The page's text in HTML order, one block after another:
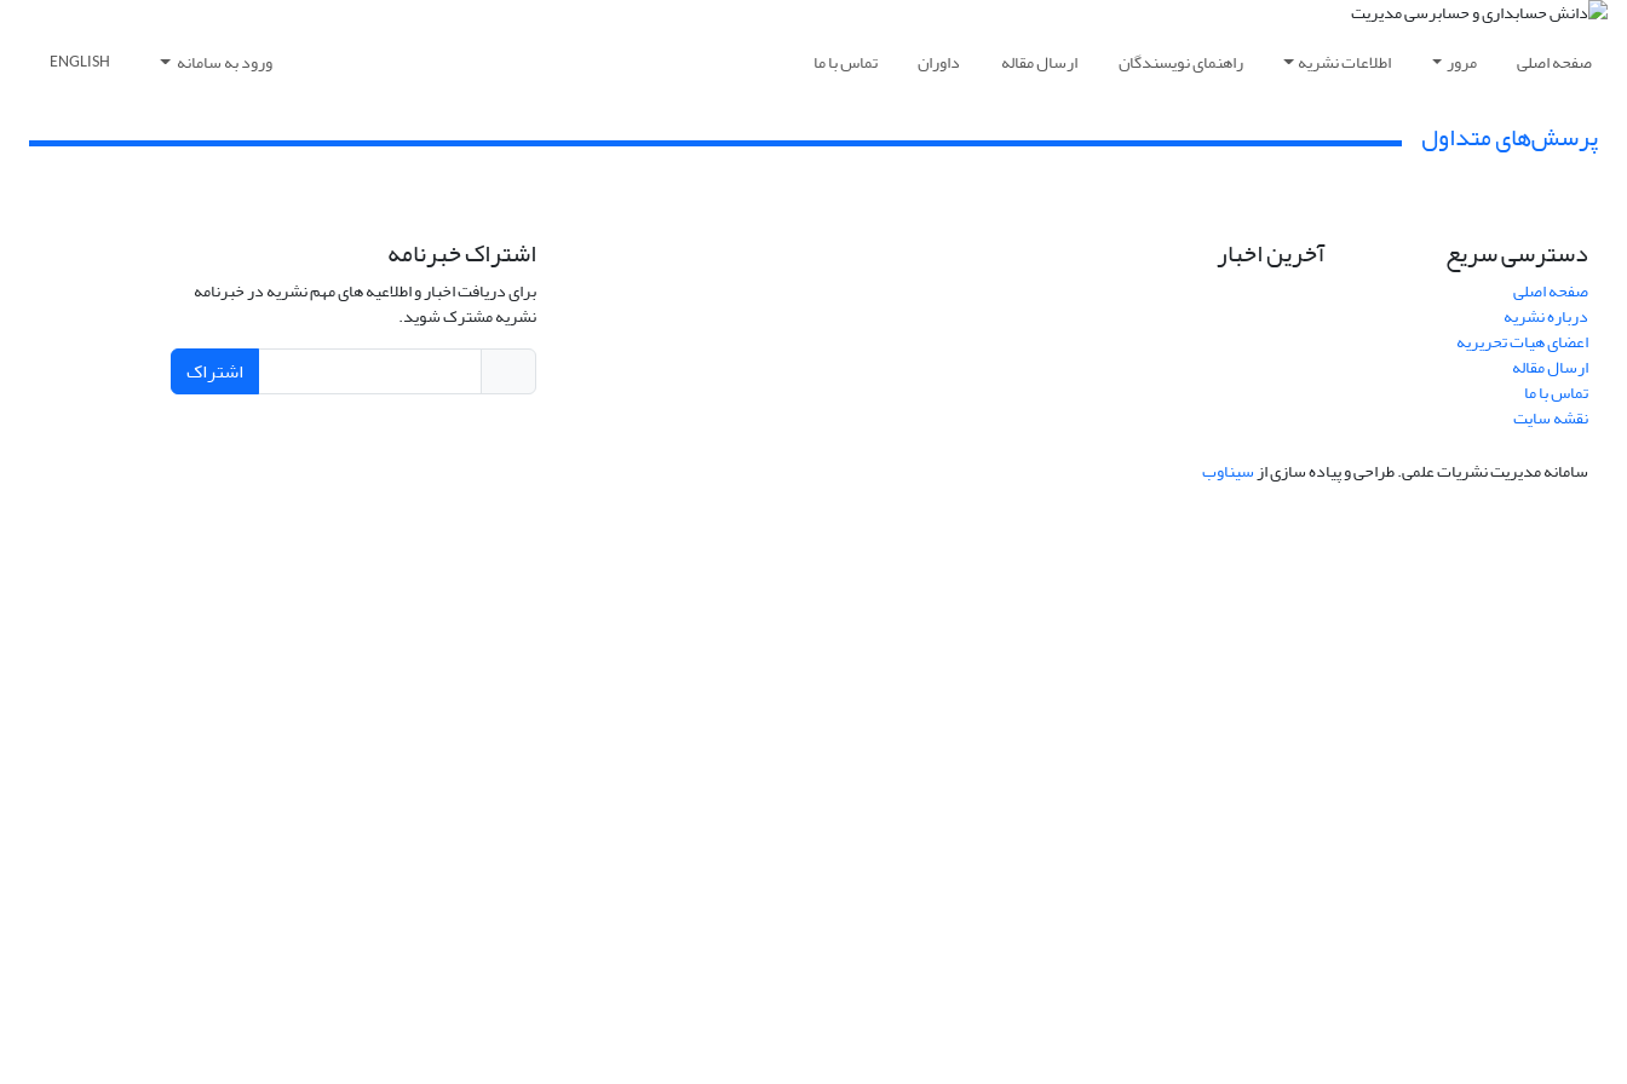
صفحه اصلی مرور اطلاعات نشریه راهنمای نویسندگان ارسال مقاله داوران تماس با ما ورود به سامانه ENGLISH
پرسش‌های متداول
دسترسی سریع
صفحه اصلی
درباره نشریه
اعضای هیات تحریریه
ارسال مقاله
تماس با ما
نقشه سایت
آخرین اخبار اشتراک خبرنامه
برای دریافت اخبار و اطلاعیه های مهم نشریه در خبرنامه
نشریه مشترک شوید.
اشتراک
سامانه مدیریت نشریات علمی.طراحی و پیاده سازی ازسیناوب